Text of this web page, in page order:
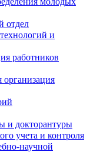
отдел
и
работников
и докторантуры
учета и контроля
научной